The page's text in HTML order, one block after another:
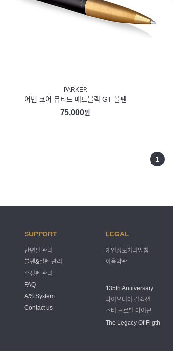
PARKER
어번 코어 뮤티드 매트블랙 GT 볼펜
75,000원
1
SUPPORT
만년필 관리
볼펜&젤펜 관리
수성펜 관리
FAQ
A/S System
Contact us
LEGAL
개인정보처리방침
이용약관
135th Anniversary
파이오니어 컬렉션
조터 글로벌 아이콘
The Legacy Of Fligth